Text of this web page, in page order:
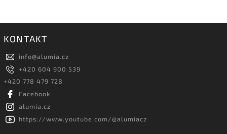
KONTAKT
info@alumia.cz
+420 604 900 539
+420 778 479 728
Facebook
alumia.cz
https://www.youtube.com/@alumiacz